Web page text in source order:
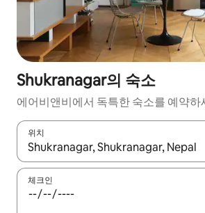
Shukranagar의 숙소
에어비앤비에서 독특한 숙소를 예약하
위치
결과가 나오면 위·아래 화살표 키를 사용
체크인